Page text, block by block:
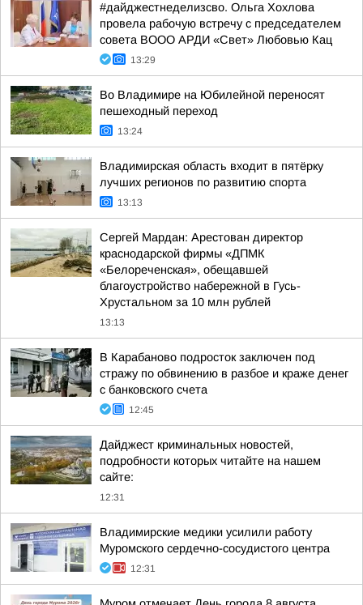
#дайджестнеделизсво. Ольга Хохлова
провела рабочую встречу с председателем
совета ВООО АРДИ «Свет» Любовью Кац
13:29
Во Владимире на Юбилейной переносят
пешеходный переход
13:24
Владимирская область входит в пятёрку
лучших регионов по развитию спорта
13:13
Сергей Мардан: Арестован директор
краснодарской фирмы «ДПМК
«Белореченская», обещавшей
благоустройство набережной в Гусь-
Хрустальном за 10 млн рублей
13:13
В Карабаново подросток заключен под
стражу по обвинению в разбое и краже денег
с банковского счета
12:45
Дайджест криминальных новостей,
подробности которых читайте на нашем
сайте:
12:31
Владимирские медики усилили работу
Муромского сердечно-сосудистого центра
12:31